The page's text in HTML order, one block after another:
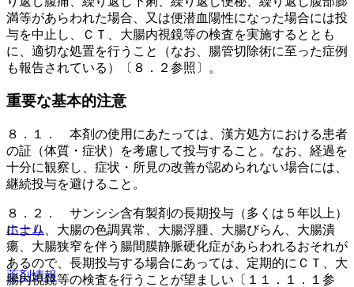
満等があらわれた場合、又は便潜血陽性になった場合には投
与を中止し、ＣＴ、大腸内視鏡等の検査を実施するととも
に、適切な処置を行うこと（なお、腸管切除術に至った症例
も報告されている）〔８．２参照〕。
重要な基本的注意
８．１． 本剤の使用にあたっては、漢方処方における患者
の証（体質・症状）を考慮して投与すること。なお、経過を
十分に観察し、症状・所見の改善が認められない場合には、
継続投与を避けること。
８．２． サンシシ含有製剤の長期投与（多くは５年以上）
により、大腸の色調異常、大腸浮腫、大腸びらん、大腸潰
瘍、大腸狭窄を伴う腸間膜静脈硬化症があらわれるおそれが
あるので、長期投与する場合にあっては、定期的にＣＴ、大
腸内視鏡等の検査を行うことが望ましい〔１１．１．１参
ホーム
薬剤情報